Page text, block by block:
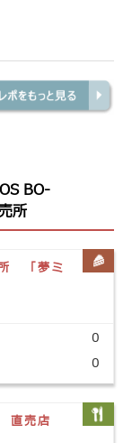
BO-
所
「夢ミ
0
0
直売店